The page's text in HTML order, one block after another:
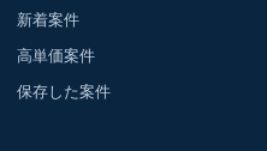
新着案件
高単価案件
保存した案件